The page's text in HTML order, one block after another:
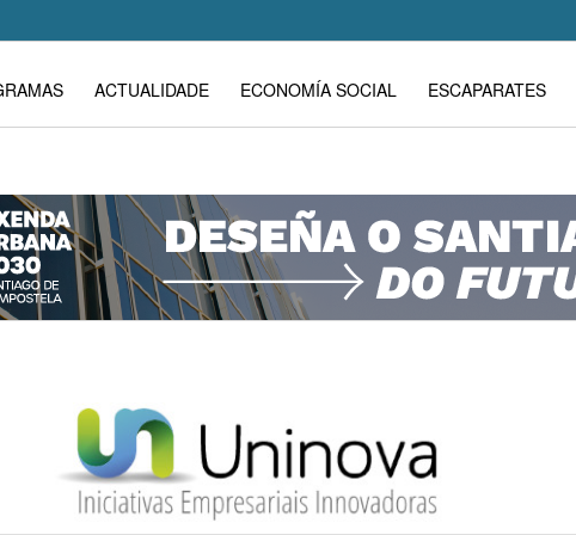
ACTUALIDADE ECONOMÍA SOCIAL ESCAPARATES